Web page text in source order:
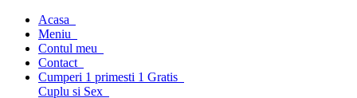
Acasa
Meniu
Contul meu
Contact
Cumperi 1 primesti 1 Gratis
Cuplu si Sex